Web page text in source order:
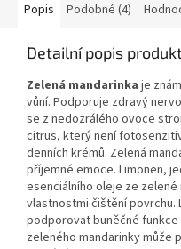
Popis Podobné (4)
Detailní popis
Zelená mandarinka je
vůní. Podporuje zdravý
se z nedozrálého ovoce
citrus, který není
denních krémů. Zelená
příjemné emoce. Limonen,
esenciálního oleje ze
vlastnostmi čištění povrchu.
podporovat buněčné
zeleného mandarinky může